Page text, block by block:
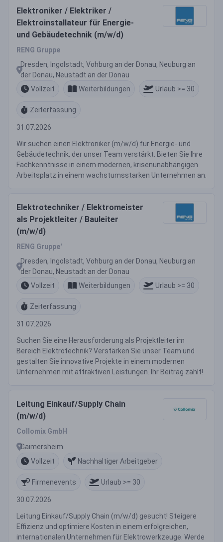
Elektroniker / Elektriker /
Elektroinstallateur für Energie-
und Gebäudetechnik (m/w/d)
RENG Gruppe
Dresden, Ingolstadt, Vohburg an der Donau, Neuburg an
der Donau, Neustadt an der Donau
Vollzeit
Weiterbildungen Urlaub >= 30
Zeiterfassung
31.07.2026
Wir suchen einen Elektroniker (m/w/d) für Energie- und
Gebäudetechnik, der unser Team verstärkt. Bieten Sie Ihre
Fachkenntnisse in einem modernen, krisenunabhängigen
Arbeitsplatz in einem wachstumsstarken Unternehmen an.
Elektrotechniker / Elektromeister
als Projektleiter / Bauleiter
(m/w/d)
RENG Gruppe'
Dresden, Ingolstadt, Vohburg an der Donau, Neuburg an
der Donau, Neustadt an der Donau
Vollzeit
Weiterbildungen Urlaub >= 30
Zeiterfassung
31.07.2026
Suchen Sie eine Herausforderung als Projektleiter im
Bereich Elektrotechnik? Verstärken Sie unser Team und
gestalten Sie innovative Projekte in einem modernen
Unternehmen mit attraktiven Leistungen. Ihr Beitrag zählt!
Leitung Einkauf/Supply Chain
(m/w/d)
Collomix GmbH
Gaimersheim
Vollzeit
Nachhaltiger Arbeitgeber
Firmenevents Urlaub >= 30
30.07.2026
Leitung Einkauf/Supply Chain (m/w/d) gesucht! Steigere
Effizienz und optimiere Kosten in einem erfolgreichen,
internationalen Unternehmen für Elektrowerkzeuge. Werde